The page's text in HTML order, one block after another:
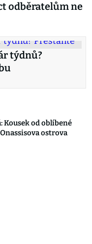
odběratelům ne
týdnů?
Kousek od oblíbené
ostrova